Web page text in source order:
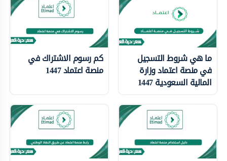
ما هي شروط التسجيل
في منصة اعتماد وزارة
المالية السعودية 1447
كم رسوم الاشتراك في
منصة اعتماد 1447